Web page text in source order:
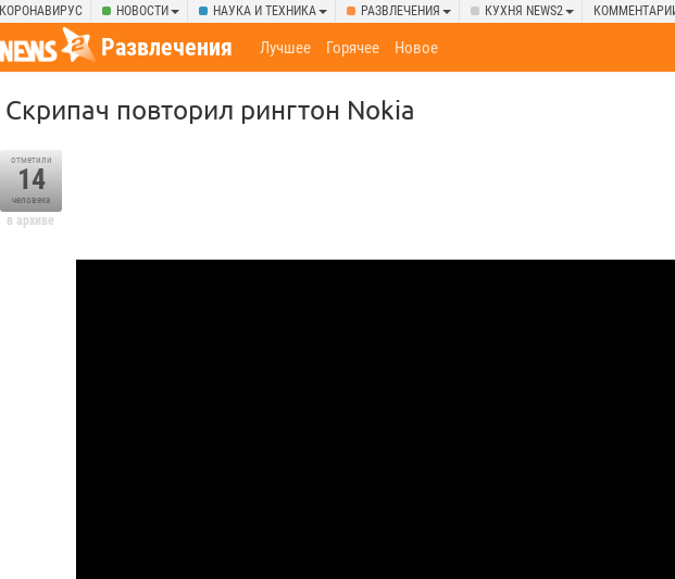
КОРОНАВИРУС НОВОСТИ НАУКА И ТЕХНИКА РАЗВЛЕЧЕНИЯ КУХНЯ NEWS2
Развлечения Лучшее Горячее Новое
Скрипач повторил рингтон Nokia
отметили
14
человека
в архиве